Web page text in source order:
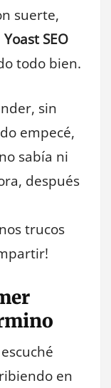
suerte,
Yoast SEO
todo bien.
sin
empecé,
sabía ni
después
trucos
en